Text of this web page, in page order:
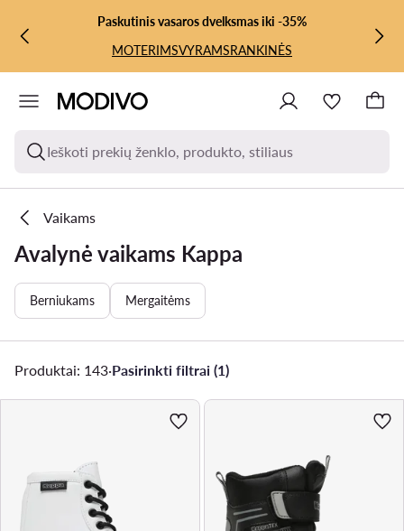
PEREITI PRIE PAGRINDINIO TURINIO
PEREITI Į PAIEŠKĄPaskutinis vasaros dvelksmas iki -35%
MOTERIMSVYRAMSRANKINĖS
Ieškoti prekių ženklo, produkto, stiliaus
Vaikams
Avalynė vaikams Kappa
Berniukams Mergaitėms
Produktai: 143·Pasirinkti filtrai (1)